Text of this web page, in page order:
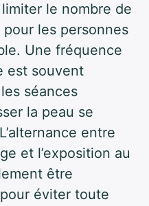
le nombre de
pour les personnes
Une fréquence
est souvent
séances
la peau se
entre
et l’exposition au
être
éviter toute